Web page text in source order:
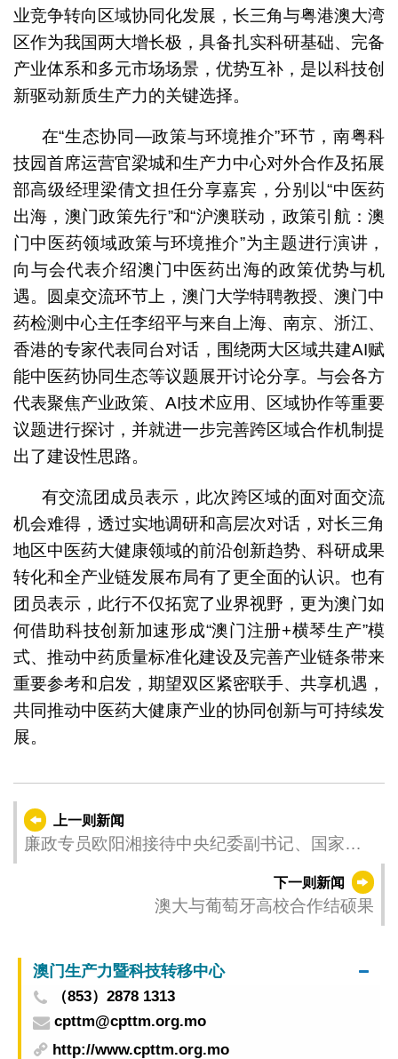
业竞争转向区域协同化发展，长三角与粤港澳大湾
区作为我国两大增长极，具备扎实科研基础、完备
产业体系和多元市场场景，优势互补，是以科技创
新驱动新质生产力的关键选择。
在“生态协同—政策与环境推介”环节，南粤科
技园首席运营官梁城和生产力中心对外合作及拓展
部高级经理梁倩文担任分享嘉宾，分别以“中医药
出海，澳门政策先行”和“沪澳联动，政策引航：澳
门中医药领域政策与环境推介”为主题进行演讲，
向与会代表介绍澳门中医药出海的政策优势与机
遇。圆桌交流环节上，澳门大学特聘教授、澳门中
药检测中心主任李绍平与来自上海、南京、浙江、
香港的专家代表同台对话，围绕两大区域共建AI赋
能中医药协同生态等议题展开讨论分享。与会各方
代表聚焦产业政策、AI技术应用、区域协作等重要
议题进行探讨，并就进一步完善跨区域合作机制提
出了建设性思路。
有交流团成员表示，此次跨区域的面对面交流
机会难得，透过实地调研和高层次对话，对长三角
地区中医药大健康领域的前沿创新趋势、科研成果
转化和全产业链发展布局有了更全面的认识。也有
团员表示，此行不仅拓宽了业界视野，更为澳门如
何借助科技创新加速形成“澳门注册+横琴生产”模
式、推动中药质量标准化建设及完善产业链条带来
重要参考和启发，期望双区紧密联手、共享机遇，
共同推动中医药大健康产业的协同创新与可持续发
展。
上一则新闻
廉政专员欧阳湘接待中央纪委副书记、国家监
下一则新闻
澳大与葡萄牙高校合作结硕果
澳门生产力暨科技转移中心
（853）2878 1313
cpttm@cpttm.org.mo
http://www.cpttm.org.mo